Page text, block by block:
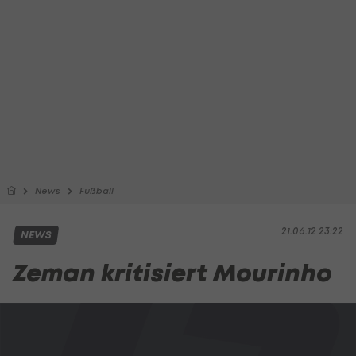
News Fußball
21.06.12 23:22
NEWS
Zeman kritisiert Mourinho